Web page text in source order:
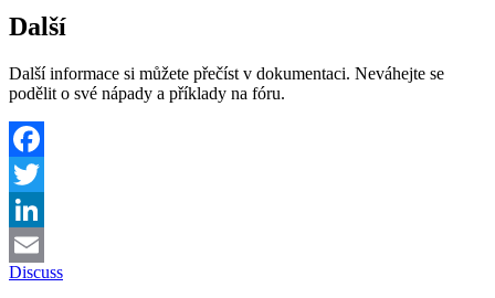
Další
Další informace si můžete přečíst v dokumentaci. Neváhejte se
podělit o své nápady a příklady na fóru.
Facebook
Twitter
LinkedIn
Email
Discuss